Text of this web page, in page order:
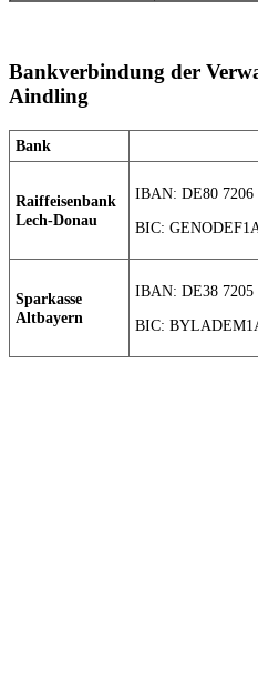
Bankverbindung der
Aindling
Bank
Raiffeisenbank
Lech-Donau
IBAN: DE80 7206
BIC:
Sparkasse
Altbayern
IBAN: DE38 7205
BIC: